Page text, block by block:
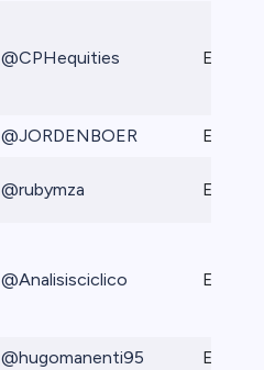
@CPHequities Elite
@JORDENBOER Elite
@rubymza Elite
@Analisisciclico Elite
@hugomanenti95 Elite